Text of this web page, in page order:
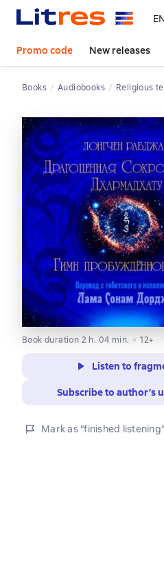
Promo code New releases
Books Audiobooks Religious
Book duration 2 h. 04 min. 12+
Listen to
Subscribe to author’s
Mark as "finished listening"